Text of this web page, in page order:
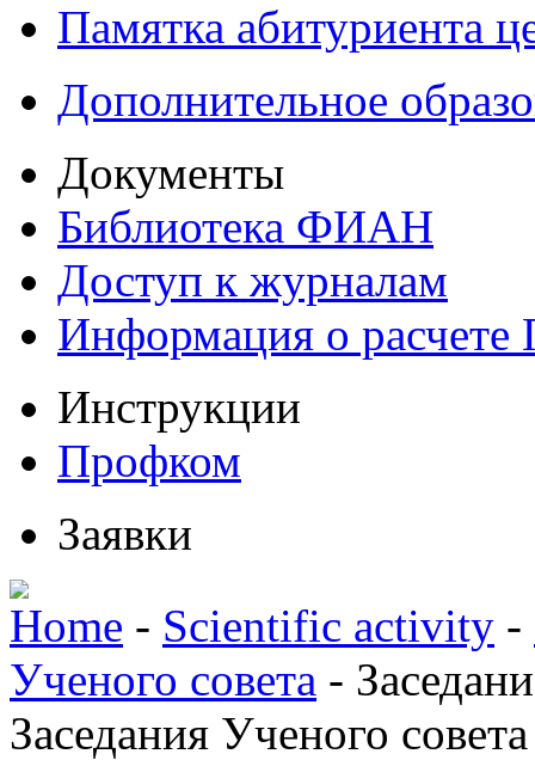
Памятка абитуриента
Дополнительное
Документы
Библиотека ФИАН
Доступ к журналам
Информация о
Инструкции
Профком
Заявки
Home - Scientific activity -
Ученого совета -
Заседания Ученого